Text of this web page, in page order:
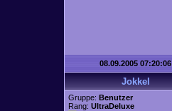
08.09.2005 07:20:06
Jokkel
Gruppe: Benutzer
Rang: UltraDeluxe